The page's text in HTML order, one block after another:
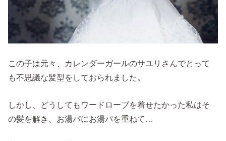
この子は元々、カレンダーガールのサユリさんでとって
も不思議な髪型をしておられました。
しかし、どうしてもワードローブを着せたかった私はそ
の髪を解き、お湯パにお湯パを重ねて…